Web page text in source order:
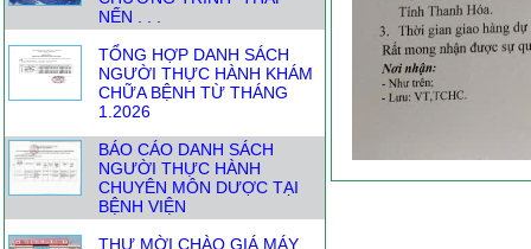
TỔNG HỢP DANH SÁCH
NGƯỜI THỰC HÀNH KHÁM
CHỮA BỆNH TỪ THÁNG
1.2026
BÁO CÁO DANH SÁCH
CHUYÊN MÔN DƯỢC TẠI
BỆNH VIỆN
THƯ MỜI CHÀO GIÁ MÁY
ẢNH PHỤC VỤ CÔNG TÁC
TRUYỀN THÔNG